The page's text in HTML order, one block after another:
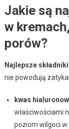
Jakie są
w
porów?
Najlepsze
nie powodują
kwas
właściwościami
poziom wilgoci w